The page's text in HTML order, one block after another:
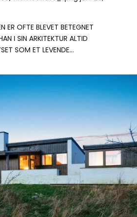
ER OFTE BLEVET BETEGNET
I SIN ARKITEKTUR ALTID
SOM ET LEVENDE…